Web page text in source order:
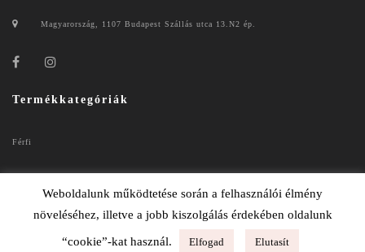
Magyarország, 1107 Budapest Szállás utca 13.N2 ép.
Termékkategóriák
Férfi
Weboldalunk működtetése során a felhasználói élmény
növeléséhez, illetve a jobb kiszolgálás érdekében oldalunk
“cookie”-kat használ. Elfogad Elutasít